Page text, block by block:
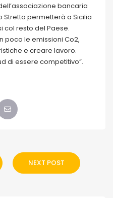
bancaria
Stretto permetterà a Sicilia
col resto del Paese.
poco le emissioni Co2,
e creare lavoro.
di essere competitivo”.
NEXT POST